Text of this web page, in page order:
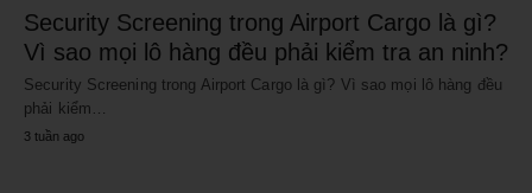
Security Screening trong Airport Cargo là gì?
Vì sao mọi lô hàng đều phải kiểm tra an ninh?
Security Screening trong Airport Cargo là gì? Vì sao mọi lô hàng đều
phải kiểm…
3 tuần ago